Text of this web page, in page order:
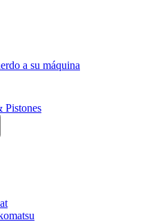
a su máquina